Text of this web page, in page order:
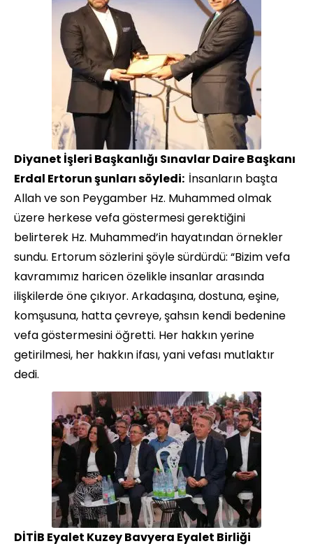
Diyanet İşleri Başkanlığı Sınavlar Daire Başkanı
Erdal Ertorun şunları söyledi: İnsanların başta
Allah ve son Peygamber Hz. Muhammed olmak
üzere herkese vefa göstermesi gerektiğini
belirterek Hz. Muhammed’in hayatından örnekler
sundu. Ertorum sözlerini şöyle sürdürdü: “Bizim vefa
kavramımız haricen özelikle insanlar arasında
ilişkilerde öne çıkıyor. Arkadaşına, dostuna, eşine,
komşusuna, hatta çevreye, şahsın kendi bedenine
vefa göstermesini öğretti. Her hakkın yerine
getirilmesi, her hakkın ifası, yani vefası mutlaktır
dedi.
DİTİB Eyalet Kuzey Bavyera Eyalet Birliği